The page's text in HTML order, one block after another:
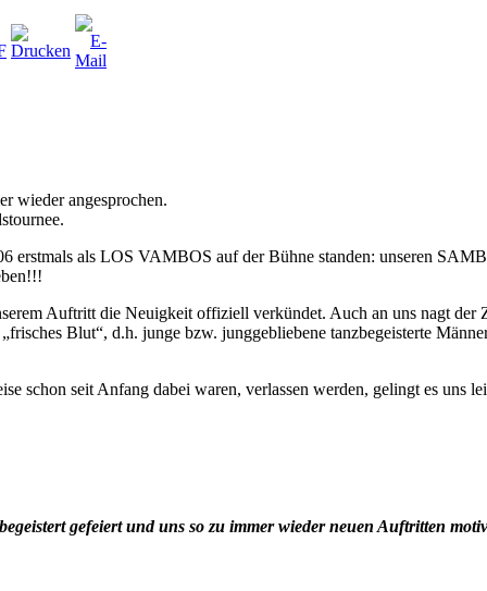
wieder angesprochen.
erstmals als LOS VAMBOS auf der Bühne standen: unseren
Auftritt die Neuigkeit offiziell verkündet. Auch an uns nagt der
Blut“, d.h. junge bzw. junggebliebene tanzbegeisterte
schon seit Anfang dabei waren, verlassen werden, gelingt es uns
gefeiert und uns so zu immer wieder neuen Auftritten